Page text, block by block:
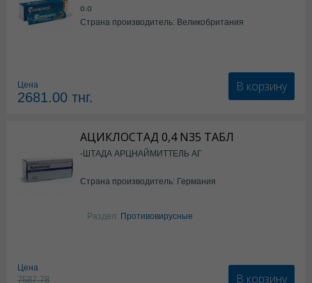
o.o
Страна производитель: Великобритания
Цена
2681.00 тнг.
В корзину
АЦИКЛОСТАД 0,4 N35 ТАБЛ
-ШТАДА АРЦНАЙМИТТЕЛЬ АГ
Страна производитель: Германия
Раздел: Противовирусные
Цена
7587.78 В корзину